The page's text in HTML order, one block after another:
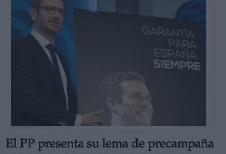
El PP presenta su lema de precampaña